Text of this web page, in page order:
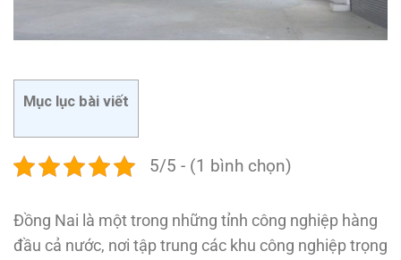
Mục lục bài viết
5/5 - (1 bình chọn)
Đồng Nai là một trong những tỉnh công nghiệp hàng
đầu cả nước, nơi tập trung các khu công nghiệp trọng